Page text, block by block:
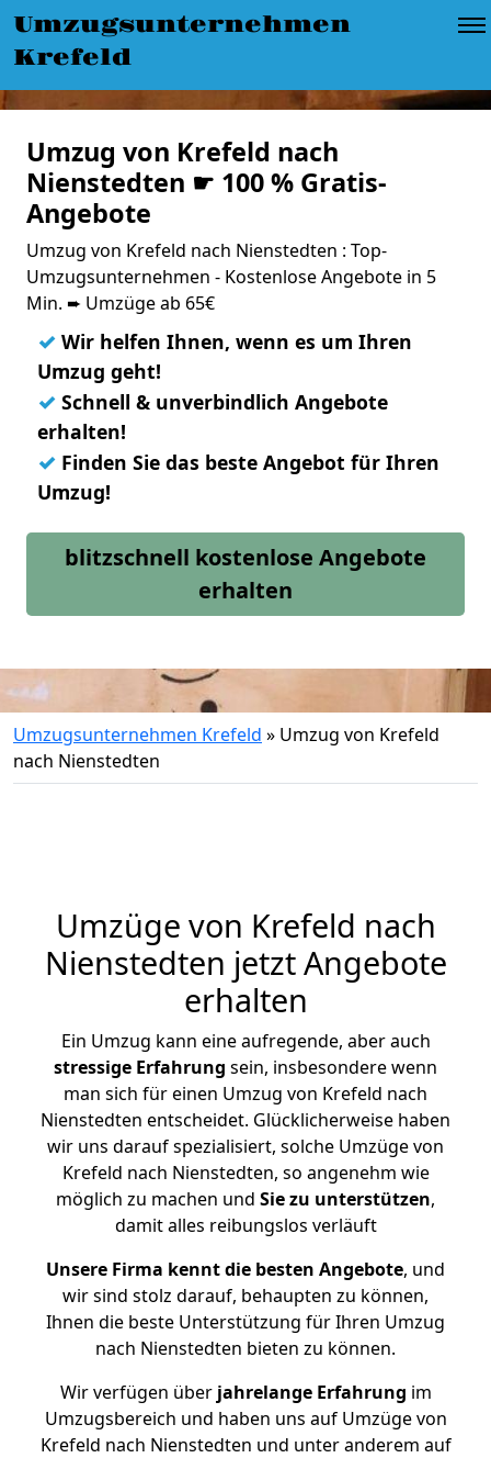
Umzugsunternehmen
Krefeld
Umzug von Krefeld nach
Nienstedten ☛ 100 % Gratis-
Angebote
Umzug von Krefeld nach Nienstedten : Top-
Umzugsunternehmen - Kostenlose Angebote in 5
Min. ➨ Umzüge ab 65€
✓ Wir helfen Ihnen, wenn es um Ihren
Umzug geht!
✓ Schnell & unverbindlich Angebote
erhalten!
✓ Finden Sie das beste Angebot für Ihren
Umzug!
blitzschnell kostenlose Angebote
erhalten
Umzugsunternehmen Krefeld » Umzug von Krefeld
nach Nienstedten
Umzüge von Krefeld nach
Nienstedten jetzt Angebote
erhalten
Ein Umzug kann eine aufregende, aber auch
stressige Erfahrung sein, insbesondere wenn
man sich für einen Umzug von Krefeld nach
Nienstedten entscheidet. Glücklicherweise haben
wir uns darauf spezialisiert, solche Umzüge von
Krefeld nach Nienstedten, so angenehm wie
möglich zu machen und Sie zu unterstützen,
damit alles reibungslos verläuft
Unsere Firma kennt die besten Angebote, und
wir sind stolz darauf, behaupten zu können,
Ihnen die beste Unterstützung für Ihren Umzug
nach Nienstedten bieten zu können.
Wir verfügen überjahrelange Erfahrung im
Umzugsbereich und haben uns auf Umzüge von
Krefeld nach Nienstedten und unter anderem auf